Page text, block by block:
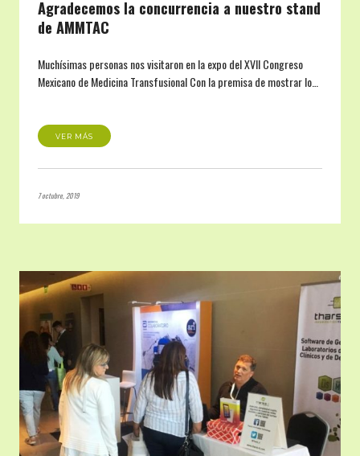
Agradecemos la concurrencia a nuestro stand
de AMMTAC
Muchísimas personas nos visitaron en la expo del XVII Congreso
Mexicano de Medicina Transfusional Con la premisa de mostrar lo…
VER MÁS
7 octubre, 2019